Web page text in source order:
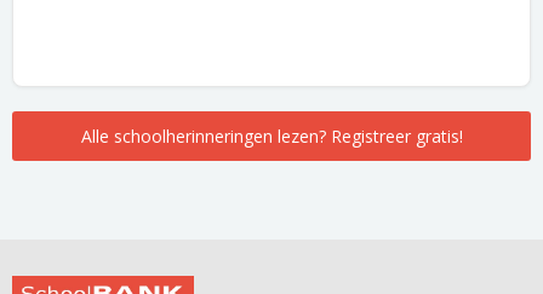
Alle schoolherinneringen lezen? Registreer gratis!